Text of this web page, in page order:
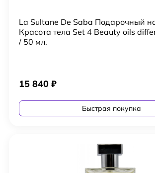
La Sultanе De Saba Подарочный
Красота тела Set 4 Beauty oils
/ 50 мл.
15 840 ₽
Быстрая покупка